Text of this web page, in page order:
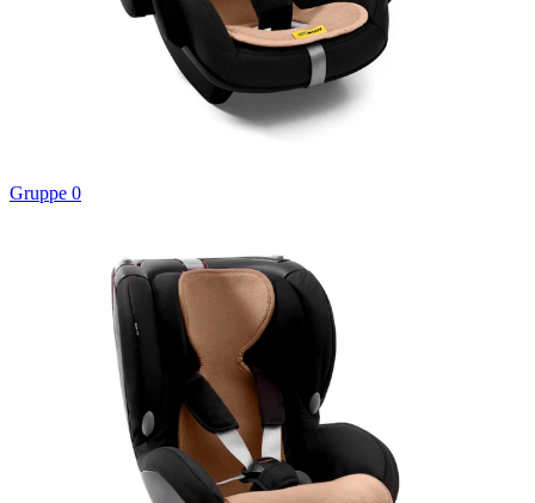
Gruppe 0